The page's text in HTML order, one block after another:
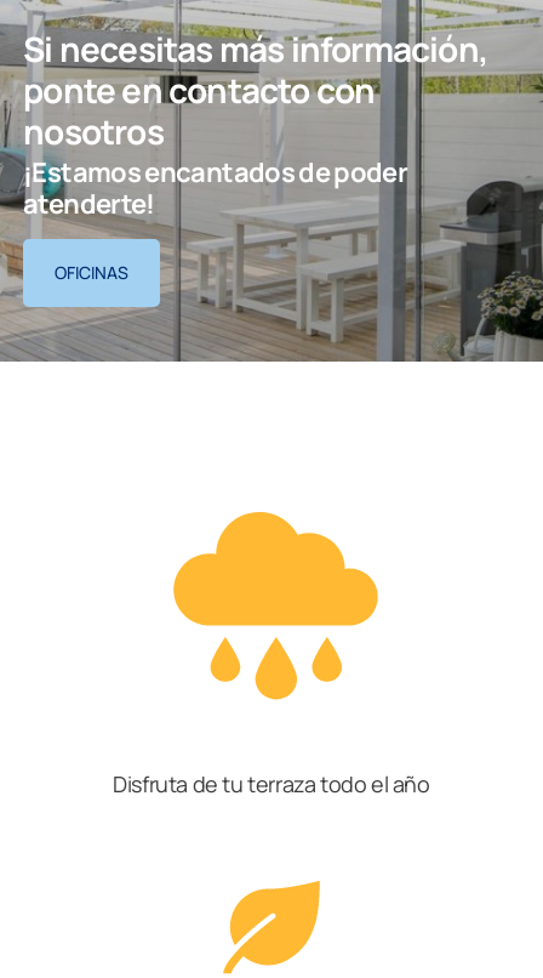
Si necesitas más información,
ponte en contacto con
nosotros
¡Estamos encantados de poder
atenderte!
OFICINAS
Disfruta de tu terraza todo el año